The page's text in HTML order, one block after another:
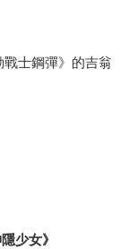
士鋼彈》的吉翁
少女》